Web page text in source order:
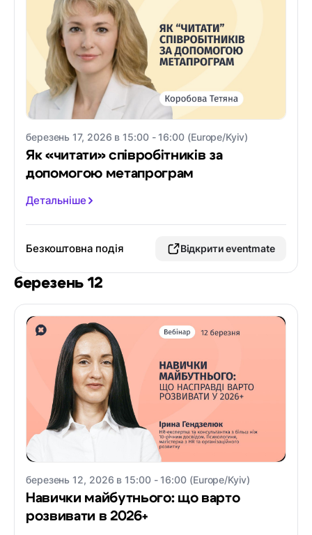
березень 17, 2026 в 15:00 - 16:00 (Europe/Kyiv)
Як «читати» співробітників за
допомогою метапрограм
Детальніше
Безкоштовна подія Відкрити eventmate
березень 12
березень 12, 2026 в 15:00 - 16:00 (Europe/Kyiv)
Навички майбутнього: що варто
розвивати в 2026+